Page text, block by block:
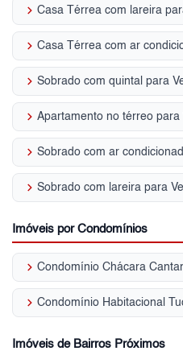
keyboard_arrow_right
keyboard_arrow_right
keyboard_arrow_right
keyboard_arrow_right
keyboard_arrow_right
keyboard_arrow_right
Imóveis por Condomínios
keyboard_arrow_right
keyboard_arrow_right
Imóveis de Bairros Próximos